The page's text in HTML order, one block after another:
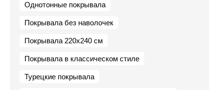
Однотонные покрывала
Покрывала без наволочек
Покрывала 220х240 см
Покрывала в классическом стиле
Турецкие покрывала